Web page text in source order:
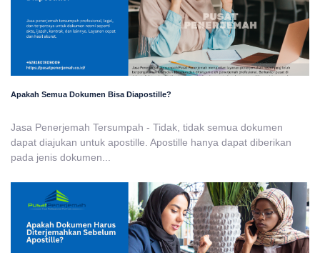
Apakah Semua Dokumen Bisa Diapostille?
Jasa Penerjemah Tersumpah - Tidak, tidak semua dokumen
dapat diajukan untuk apostille. Apostille hanya dapat diberikan
pada jenis dokumen...